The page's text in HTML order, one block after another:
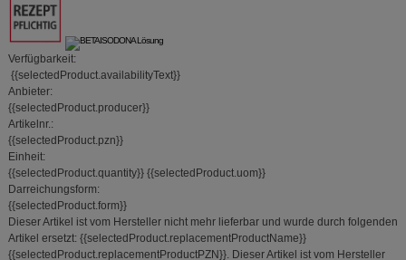
Verfügbarkeit:
{{selectedProduct.availabilityText}}
Anbieter:
{{selectedProduct.producer}}
Artikelnr.:
{{selectedProduct.pzn}}
Einheit:
{{selectedProduct.quantity}} {{selectedProduct.uom}}
Darreichungsform:
{{selectedProduct.form}}
Dieser Artikel ist vom Hersteller nicht mehr lieferbar und wurde durch folgenden
Artikel ersetzt: {{selectedProduct.replacementProductName}}
{{selectedProduct.replacementProductPZN}}. Dieser Artikel ist vom Hersteller